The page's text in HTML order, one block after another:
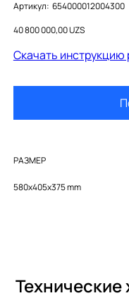
Артикул: Артикул:
654000012004300
654000012004300
Цена
40 800 000,00 UZS
Cкачать инструкцию
РАЗМЕР
580x405x375 mm
Технические